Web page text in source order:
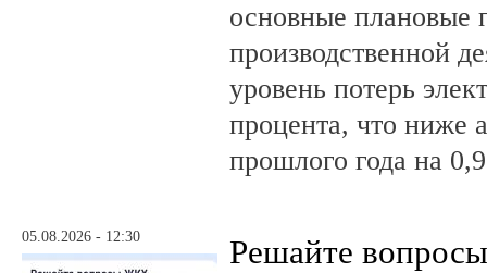
основные плановые
производственной
уровень потерь
процента, что ниже
прошлого года на
05.08.2026 - 12:30
Решайте